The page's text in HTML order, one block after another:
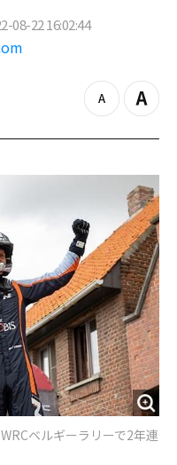
08-22 16:02:44
z
o
o
Z
o
i
n
ベルギーラリーで2年連